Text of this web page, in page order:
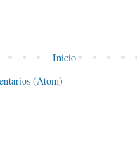
Inicio
(Atom)